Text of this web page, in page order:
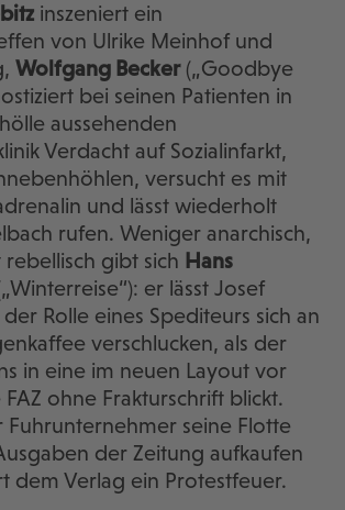
inszeniert ein
von Ulrike Meinhof und
Wolfgang Becker(„Goodbye
bei seinen Patienten in
aussehenden
Verdacht auf Sozialinfarkt,
versucht es mit
und lässt wiederholt
rufen. Weniger anarchisch,
gibt sich Hans
er lässt Josef
Rolle eines Spediteurs sich an
verschlucken, als der
in eine im neuen Layout vor
ohne Frakturschrift blickt.
Fuhrunternehmer seine Flotte
der Zeitung aufkaufen
dem Verlag ein Protestfeuer.